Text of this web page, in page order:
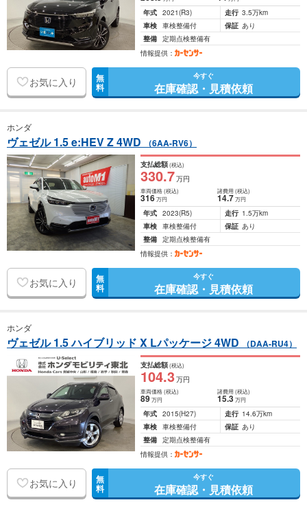
年式 2021(R3) 走行 3.5万km
車検 車検整備付 保証 あり
整備 定期点検整備有
情報提供：
お気に入り 無
料
今すぐ
在庫確認・見積依頼
ホンダ
ヴェゼル 1.5 e:HEV Z 4WD （6AA-RV6）
支払総額(税込)
330.7万円
車両価格(税込)
316万円
諸費用 (税込)
14.7 万円
年式 2023(R5) 走行 1.5万km
車検 車検整備付 保証 あり
整備 定期点検整備有
情報提供：
お気に入り 無
料
今すぐ
在庫確認・見積依頼
ホンダ
ヴェゼル 1.5 ハイブリッド X Lパッケージ 4WD （DAA-RU4）
支払総額(税込)
104.3万円
車両価格(税込)
89万円
諸費用 (税込)
15.3 万円
年式 2015(H27) 走行 14.6万km
車検 車検整備付 保証 あり
整備 定期点検整備有
情報提供：
お気に入り 無
料
今すぐ
在庫確認・見積依頼